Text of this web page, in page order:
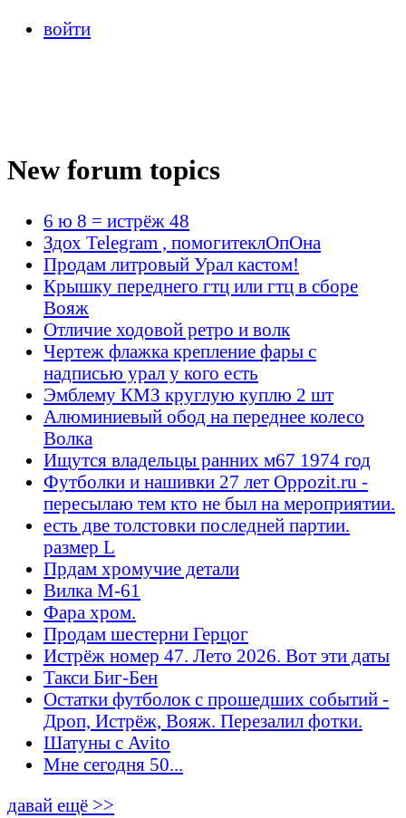
войти
New forum topics
6 ю 8 = истрёж 48
Здох Telegram , помогитеклОпОна
Продам литровый Урал кастом!
Крышку переднего гтц или гтц в сборе
Вояж
Отличие ходовой ретро и волк
Чертеж флажка крепление фары с
надписью урал у кого есть
Эмблему КМЗ круглую куплю 2 шт
Алюминиевый обод на переднее колесо
Волка
Ищутся владельцы ранних м67 1974 год
Футболки и нашивки 27 лет Oppozit.ru -
пересылаю тем кто не был на мероприятии.
есть две толстовки последней партии.
размер L
Прдам хромучие детали
Вилка М-61
Фара хром.
Продам шестерни Герцог
Истрёж номер 47. Лето 2026. Вот эти даты
Такси Биг-Бен
Остатки футболок с прошедших событий -
Дроп, Истрёж, Вояж. Перезалил фотки.
Шатуны с Avito
Мне сегодня 50...
давай ещё >>